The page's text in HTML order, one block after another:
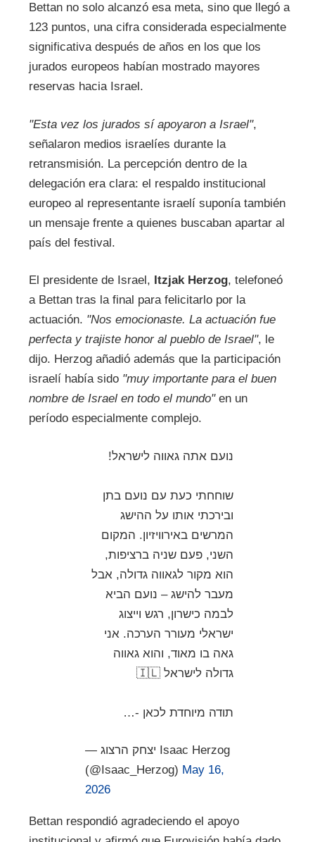
Bettan no solo alcanzó esa meta, sino que llegó a
123 puntos, una cifra considerada especialmente
significativa después de años en los que los
jurados europeos habían mostrado mayores
reservas hacia Israel.
"Esta vez los jurados sí apoyaron a Israel",
señalaron medios israelíes durante la
retransmisión. La percepción dentro de la
delegación era clara: el respaldo institucional
europeo al representante israelí suponía también
un mensaje frente a quienes buscaban apartar al
país del festival.
El presidente de Israel, Itzjak Herzog, telefoneó
a Bettan tras la final para felicitarlo por la
actuación. "Nos emocionaste. La actuación fue
perfecta y trajiste honor al pueblo de Israel", le
dijo. Herzog añadió además que la participación
israelí había sido "muy importante para el buen
nombre de Israel en todo el mundo"en un
período especialmente complejo.
נועם אתה גאווה לישראל!
שוחחתי כעת עם נועם בתן
ובירכתי אותו על ההישג
המרשים באירוויזיון. המקום
השני, פעם שניה ברציפות,
הוא מקור לגאווה גדולה, אבל
מעבר להישג – נועם הביא
לבמה כישרון, רגש וייצוג
ישראלי מעורר הערכה. אני
גאה בו מאוד, והוא גאווה
גדולה לישראל 🇮🇱
תודה מיוחדת לכאן -…
— יצחק הרצוג Isaac Herzog
(@Isaac_Herzog) May 16,
2026
Bettan respondió agradeciendo el apoyo